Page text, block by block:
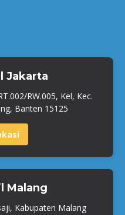
Jakarta
RW.005, Kel, Kec.
Banten 15125
Malang
Kabupaten Malang